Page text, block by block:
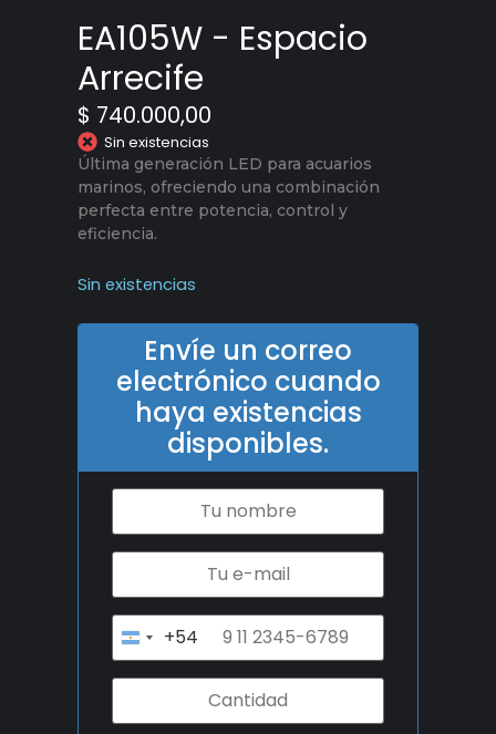
EA105W - Espacio
Arrecife
$ 740.000,00
Sin existencias
Última generación LED para acuarios
marinos, ofreciendo una combinación
perfecta entre potencia, control y
eficiencia.
Sin existencias
Envíe un correo
electrónico cuando
haya existencias
disponibles.
Argentina +54
+54